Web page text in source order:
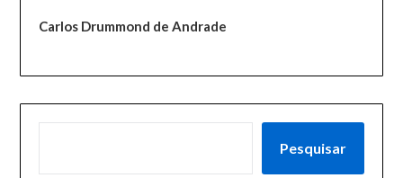
Carlos Drummond de Andrade
Pesquisar